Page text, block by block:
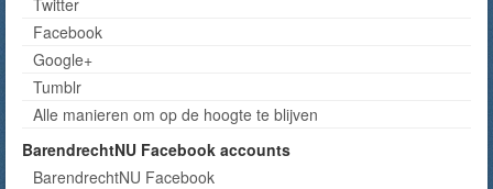
Facebook
Google+
Tumblr
Alle manieren om op de hoogte te blijven
BarendrechtNU Facebook accounts
BarendrechtNU Facebook